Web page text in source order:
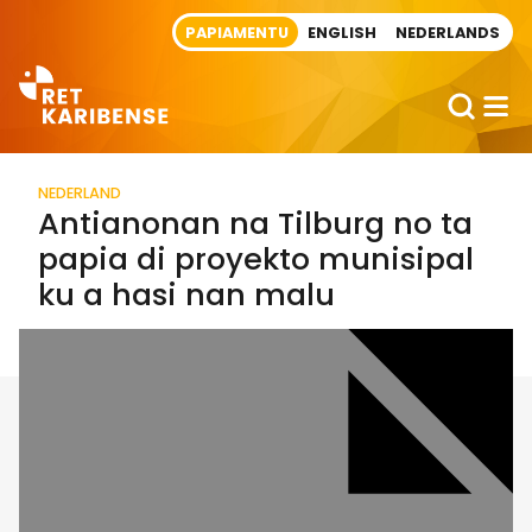
PAPIAMENTU ENGLISH NEDERLANDS
NEDERLAND
Antianonan na Tilburg no ta
papia di proyekto munisipal
ku a hasi nan malu